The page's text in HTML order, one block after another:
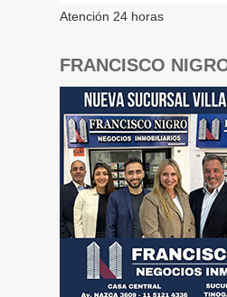
Atención 24 horas
FRANCISCO